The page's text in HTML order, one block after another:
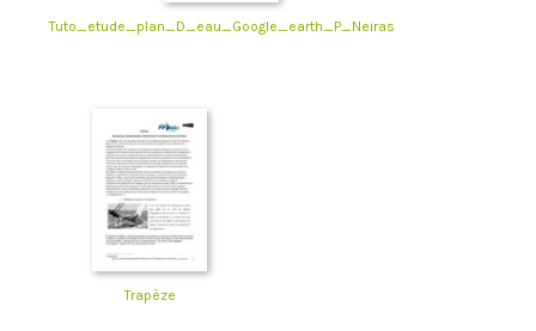
Tuto_etude_plan_D_eau_Google_earth_P_Neiras
Trapèze